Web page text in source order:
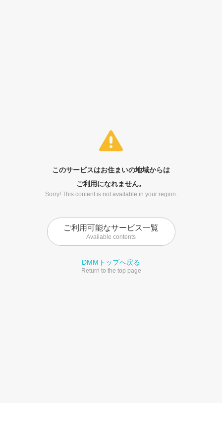
このサービスはお住まいの地域からは
ご利用になれません。
Sorry! This content is not available in your region.
ご利用可能なサービス一覧
Available contents
DMMトップへ戻る
Return to the top page